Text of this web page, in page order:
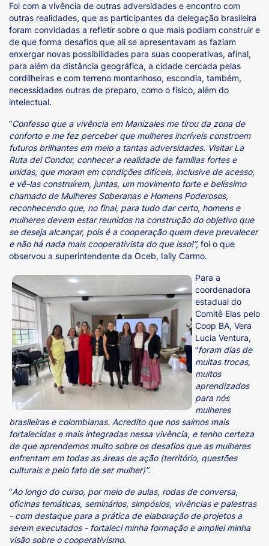
Foi com a vivência de outras adversidades e encontro com
outras realidades, que as participantes da delegação brasileira
foram convidadas a refletir sobre o que mais podiam construir e
de que forma desafios que ali se apresentavam as faziam
enxergar novas possibilidades para suas cooperativas, afinal,
para além da distância geográfica, a cidade cercada pelas
cordilheiras e com terreno montanhoso, escondia, também,
necessidades outras de preparo, como o físico, além do
intelectual.
“Confesso que a vivência em Manizales me tirou da zona de
conforto e me fez perceber que mulheres incríveis constroem
futuros brilhantes em meio a tantas adversidades. Visitar La
Ruta del Condor, conhecer a realidade de famílias fortes e
unidas, que moram em condições difíceis, inclusive de acesso,
e vê-las construírem, juntas, um movimento forte e belíssimo
chamado de Mulheres Soberanas e Homens Poderosos,
reconhecendo que, no final, para tudo dar certo, homens e
mulheres devem estar reunidos na construção do objetivo que
se deseja alcançar, pois é a cooperação quem deve prevalecer
e não há nada mais cooperativista do que isso!”, foi o que
observou a superintendente da Oceb, Ially Carmo.
Para a
coordenadora
estadual do
Comitê Elas pelo
Coop BA, Vera
Lucia Ventura,
“foram dias de
muitas trocas,
muitos
aprendizados
para nós
mulheres
brasileiras e colombianas. Acredito que nos saímos mais
fortalecidas e mais integradas nessa vivência, e tenho certeza
de que aprendemos muito sobre os desafios que as mulheres
enfrentam em todas as áreas de ação (território, questões
culturais e pelo fato de ser mulher)”.
“Ao longo do curso, por meio de aulas, rodas de conversa,
oficinas temáticas, seminários, simpósios, vivências e palestras
- com destaque para a prática de elaboração de projetos a
serem executados - fortaleci minha formação e ampliei minha
visão sobre o cooperativismo.